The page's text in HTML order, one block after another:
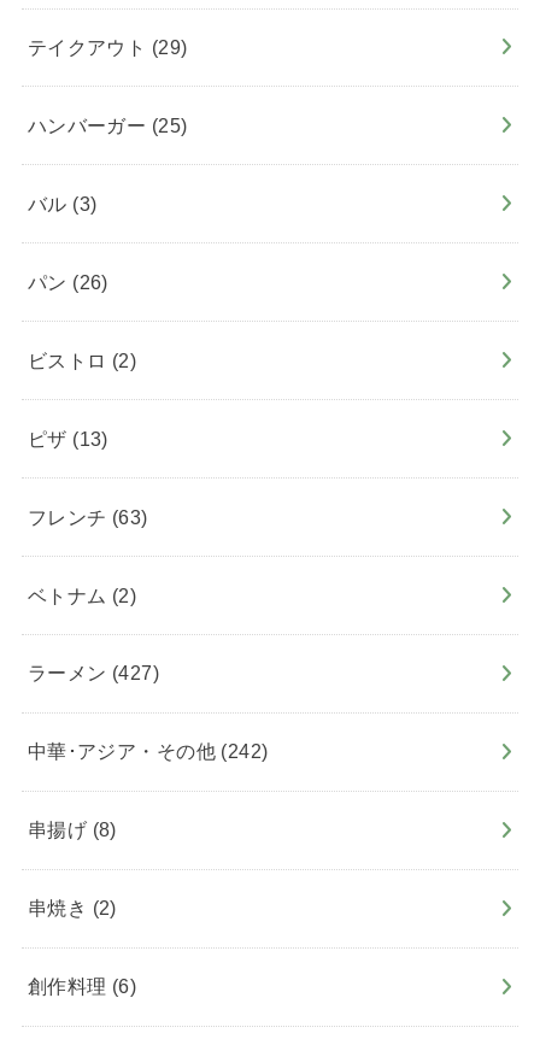
テイクアウト (29)
ハンバーガー (25)
バル (3)
パン (26)
ビストロ (2)
ピザ (13)
フレンチ (63)
ベトナム (2)
ラーメン (427)
中華･アジア・その他 (242)
串揚げ (8)
串焼き (2)
創作料理 (6)